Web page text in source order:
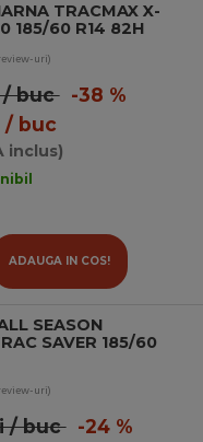
TRACMAX X-
185/60 R14 82H
uri)
/ buc-38 %
/ buc
inclus)
ADAUGA IN COS!
SEASON
SAVER 185/60
uri)
/ buc-24 %